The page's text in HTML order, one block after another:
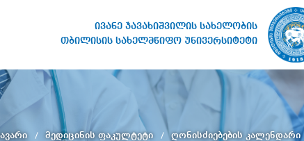
ივანე ჯავახიშვილის სახელობის
თბილისის სახელმწიფო უნივერსიტეტი
მედიცინის ფაკულტეტი ღონისძიებების კალენდარი